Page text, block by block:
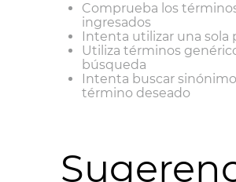
Comprueba los
ingresados
Intenta utilizar una sola
Utiliza términos
búsqueda
Intenta buscar
término deseado
SARTEN
VAPORERAS
BATERÍA
ACERO INOXIDABLE